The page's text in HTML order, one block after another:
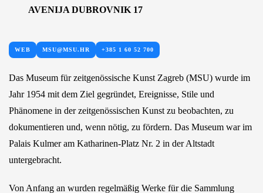
AVENIJA DUBROVNIK 17
WEB MSU@MSU.HR +385 1 60 52 700
Das Museum für zeitgenössische Kunst Zagreb (MSU) wurde im
Jahr 1954 mit dem Ziel gegründet, Ereignisse, Stile und
Phänomene in der zeitgenössischen Kunst zu beobachten, zu
dokumentieren und, wenn nötig, zu fördern. Das Museum war im
Palais Kulmer am Katharinen-Platz Nr. 2 in der Altstadt
untergebracht.
Von Anfang an wurden regelmäßig Werke für die Sammlung